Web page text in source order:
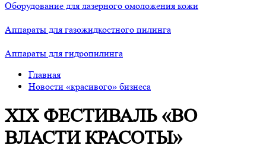
Оборудование для лазерного омоложения кожи
Аппараты для газожидкостного пилинга
Аппараты для гидропилинга
Главная
Новости «красивого» бизнеса
XIX ФЕСТИВАЛЬ «ВО
ВЛАСТИ КРАСОТЫ»